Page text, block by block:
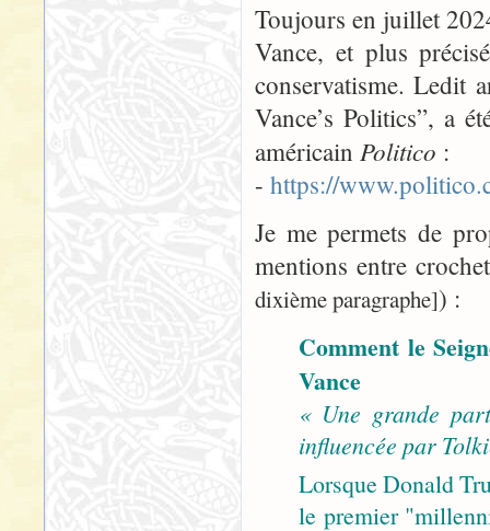
Toujours en juillet
Vance, et plus
conservatisme. Ledit
Vance’s Politics”, a
américain Politico :
- https://
Je me permets de
mentions entre
dixième paragraphe]) :
Comment le
Vance
« Une grande
influencée par
Lorsque Donald
le premier